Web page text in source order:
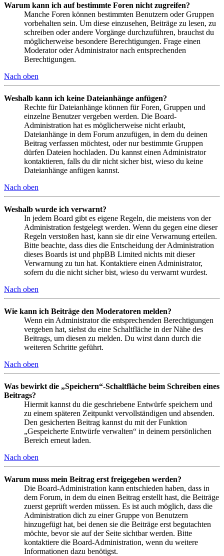
Warum kann ich auf bestimmte Foren nicht zugreifen?
Manche Foren können bestimmten Benutzern oder Gruppen
vorbehalten sein. Um diese einzusehen, Beiträge zu lesen, zu
schreiben oder andere Vorgänge durchzuführen, brauchst du
möglicherweise besondere Berechtigungen. Frage einen
Moderator oder Administrator nach entsprechenden
Berechtigungen.
Nach oben
Weshalb kann ich keine Dateianhänge anfügen?
Rechte für Dateianhänge können für Foren, Gruppen und
einzelne Benutzer vergeben werden. Die Board-
Administration hat es möglicherweise nicht erlaubt,
Dateianhänge in dem Forum anzufügen, in dem du deinen
Beitrag verfassen möchtest, oder nur bestimmte Gruppen
dürfen Dateien hochladen. Du kannst einen Administrator
kontaktieren, falls du dir nicht sicher bist, wieso du keine
Dateianhänge anfügen kannst.
Nach oben
Weshalb wurde ich verwarnt?
In jedem Board gibt es eigene Regeln, die meistens von der
Administration festgelegt werden. Wenn du gegen eine dieser
Regeln verstoßen hast, kann sie dir eine Verwarnung erteilen.
Bitte beachte, dass dies die Entscheidung der Administration
dieses Boards ist und phpBB Limited nichts mit dieser
Verwarnung zu tun hat. Kontaktiere einen Administrator,
sofern du die nicht sicher bist, wieso du verwarnt wurdest.
Nach oben
Wie kann ich Beiträge den Moderatoren melden?
Wenn ein Administrator die entsprechenden Berechtigungen
vergeben hat, siehst du eine Schaltfläche in der Nähe des
Beitrags, um diesen zu melden. Du wirst dann durch die
weiteren Schritte geführt.
Nach oben
Was bewirkt die „Speichern“-Schaltfläche beim Schreiben eines
Beitrags?
Hiermit kannst du die geschriebene Entwürfe speichern und
zu einem späteren Zeitpunkt vervollständigen und absenden.
Den gesicherten Beitrag kannst du mit der Funktion
„Gespeicherte Entwürfe verwalten“ in deinem persönlichen
Bereich erneut laden.
Nach oben
Warum muss mein Beitrag erst freigegeben werden?
Die Board-Administration kann entschieden haben, dass in
dem Forum, in dem du einen Beitrag erstellt hast, die Beiträge
zuerst geprüft werden müssen. Es ist auch möglich, dass die
Administration dich zu einer Gruppe von Benutzern
hinzugefügt hat, bei denen sie die Beiträge erst begutachten
möchte, bevor sie auf der Seite sichtbar werden. Bitte
kontaktiere die Board-Administration, wenn du weitere
Informationen dazu benötigst.